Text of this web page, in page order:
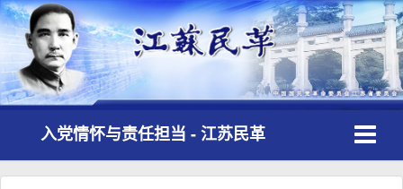
入党情怀与责任担当 - 江苏民革